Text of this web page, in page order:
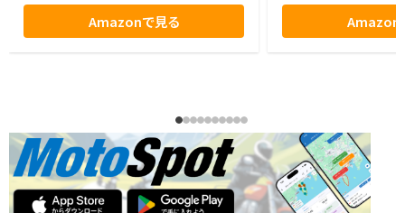
Amazonで見る
Amazon